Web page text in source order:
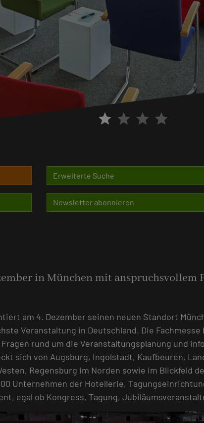
star star star star
Erweiterte Suche
Newsletter abonnieren
in München mit anspruchsvollem
am 4. Dezember seinen neuen Standort
Veranstaltung in Deutschland. Die
rund um die Veranstaltungsplanung und
sich von Augsburg, Ingolstadt, Kaufbeuren,
Regensburg im Norden sowie im Blickfeld
Unternehmen der Hotellerie,
egal ob Kongress, Tagung,